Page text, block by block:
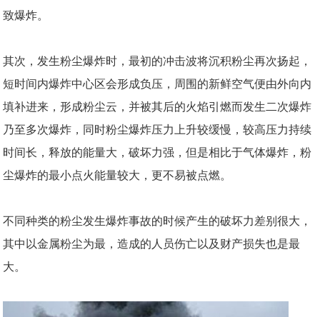
致爆炸。
其次，发生粉尘爆炸时，最初的冲击波将沉积粉尘再次扬起，
短时间内爆炸中心区会形成负压，周围的新鲜空气便由外向内
填补进来，形成粉尘云，并被其后的火焰引燃而发生二次爆炸
乃至多次爆炸，同时粉尘爆炸压力上升较缓慢，较高压力持续
时间长，释放的能量大，破坏力强，但是相比于气体爆炸，粉
尘爆炸的最小点火能量较大，更不易被点燃。
不同种类的粉尘发生爆炸事故的时候产生的破坏力差别很大，
其中以金属粉尘为最，造成的人员伤亡以及财产损失也是最
大。